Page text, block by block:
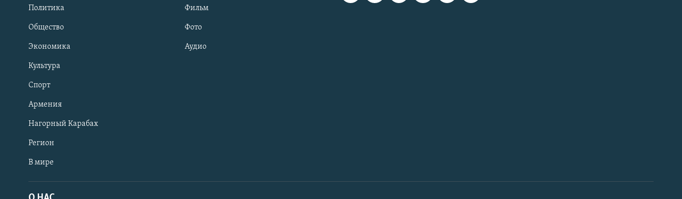
Политика
Общество
Экономика
Культура
Спорт
Армения
Нагорный Карабах
Регион
В мире
Фильм
Фото
Аудио